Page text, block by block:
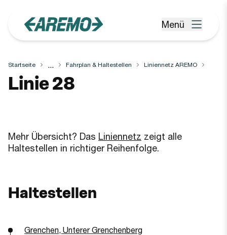
Menü öffnen
Menü
Startseite ... Fahrplan & Haltestellen Liniennetz AREMO
Linie28
Mehr Übersicht? Das Liniennetz zeigt alle
Haltestellen in richtiger Reihenfolge.
Haltestellen
Grenchen, Unterer Grenchenberg